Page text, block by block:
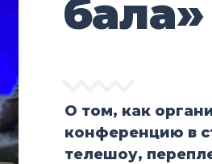
бала»
О том, как
конференцию в
телешоу,